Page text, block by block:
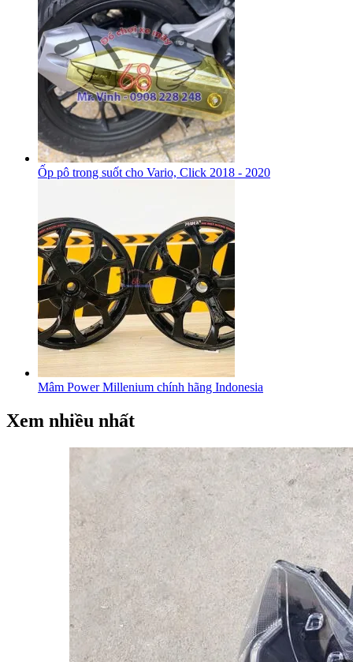
Ốp pô trong suốt cho Vario, Click 2018 - 2020
Mâm Power Millenium chính hãng Indonesia
Xem nhiều nhất